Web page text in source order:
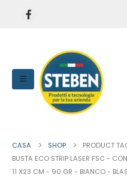
CASA SHOP
PRODUCT
BUSTA ECO STRIP LASER FSC -
11 X23 CM - 90 GR - BIANCO -